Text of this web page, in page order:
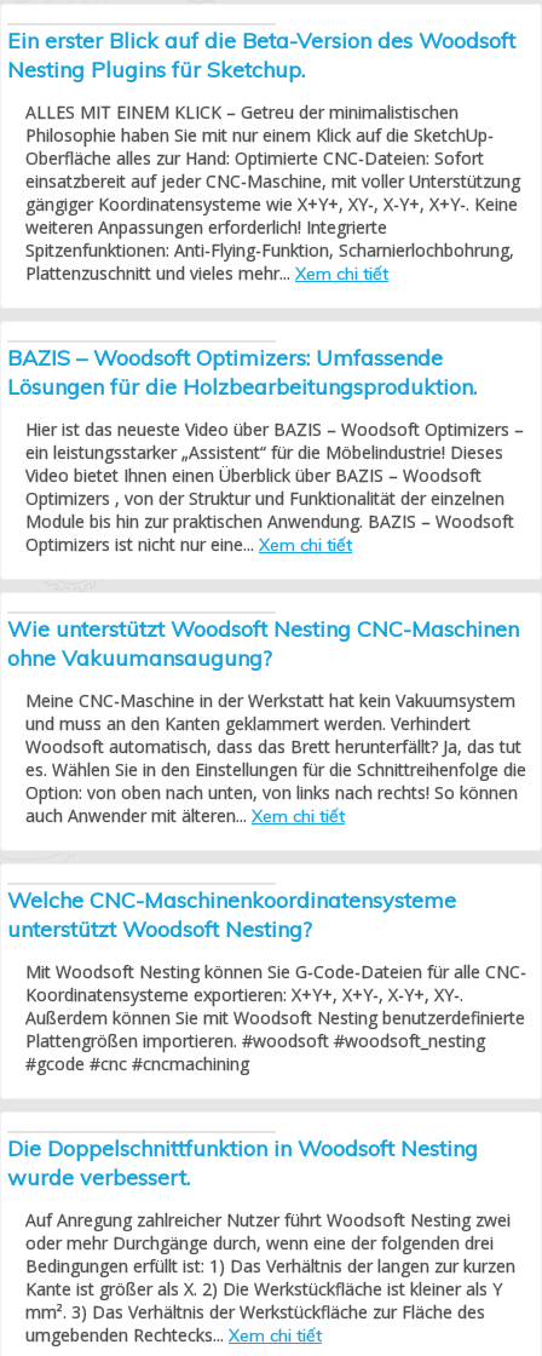
Ein erster Blick auf die Beta-Version des Woodsoft
Nesting Plugins für Sketchup.
ALLES MIT EINEM KLICK – Getreu der minimalistischen
Philosophie haben Sie mit nur einem Klick auf die SketchUp-
Oberfläche alles zur Hand: Optimierte CNC-Dateien: Sofort
einsatzbereit auf jeder CNC-Maschine, mit voller Unterstützung
gängiger Koordinatensysteme wie X+Y+, XY-, X-Y+, X+Y-. Keine
weiteren Anpassungen erforderlich! Integrierte
Spitzenfunktionen: Anti-Flying-Funktion, Scharnierlochbohrung,
Plattenzuschnitt und vieles mehr... Xem chi tiết
BAZIS – Woodsoft Optimizers: Umfassende
Lösungen für die Holzbearbeitungsproduktion.
Hier ist das neueste Video über BAZIS – Woodsoft Optimizers –
ein leistungsstarker „Assistent“ für die Möbelindustrie! Dieses
Video bietet Ihnen einen Überblick über BAZIS – Woodsoft
Optimizers , von der Struktur und Funktionalität der einzelnen
Module bis hin zur praktischen Anwendung. BAZIS – Woodsoft
Optimizers ist nicht nur eine... Xem chi tiết
Wie unterstützt Woodsoft Nesting CNC-Maschinen
ohne Vakuumansaugung?
Meine CNC-Maschine in der Werkstatt hat kein Vakuumsystem
und muss an den Kanten geklammert werden. Verhindert
Woodsoft automatisch, dass das Brett herunterfällt? Ja, das tut
es. Wählen Sie in den Einstellungen für die Schnittreihenfolge die
Option: von oben nach unten, von links nach rechts! So können
auch Anwender mit älteren... Xem chi tiết
Welche CNC-Maschinenkoordinatensysteme
unterstützt Woodsoft Nesting?
Mit Woodsoft Nesting können Sie G-Code-Dateien für alle CNC-
Koordinatensysteme exportieren: X+Y+, X+Y-, X-Y+, XY-.
Außerdem können Sie mit Woodsoft Nesting benutzerdefinierte
Plattengrößen importieren. #woodsoft #woodsoft_nesting
#gcode #cnc #cncmachining
Die Doppelschnittfunktion in Woodsoft Nesting
wurde verbessert.
Auf Anregung zahlreicher Nutzer führt Woodsoft Nesting zwei
oder mehr Durchgänge durch, wenn eine der folgenden drei
Bedingungen erfüllt ist: 1) Das Verhältnis der langen zur kurzen
Kante ist größer als X. 2) Die Werkstückfläche ist kleiner als Y
mm². 3) Das Verhältnis der Werkstückfläche zur Fläche des
umgebenden Rechtecks... Xem chi tiết